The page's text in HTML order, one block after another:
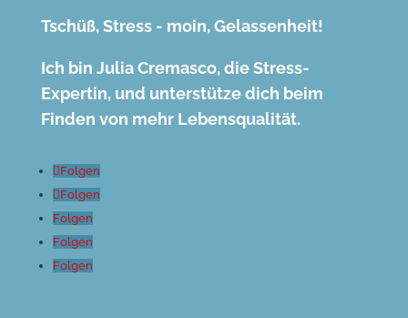
Tschüß, Stress - moin, Gelassenheit!
Ich bin Julia Cremasco, die Stress-
Expertin, und unterstütze dich beim
Finden von mehr Lebensqualität.
Folgen
Folgen
Folgen
Folgen
Folgen